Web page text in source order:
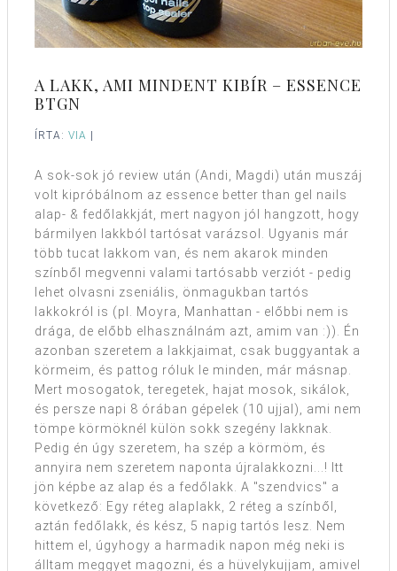
A LAKK, AMI MINDENT KIBÍR – ESSENCE
BTGN
ÍRTA: VIA |
A sok-sok jó review után (Andi, Magdi) után muszáj
volt kipróbálnom az essence better than gel nails
alap- & fedőlakkját, mert nagyon jól hangzott, hogy
bármilyen lakkból tartósat varázsol. Ugyanis már
több tucat lakkom van, és nem akarok minden
színből megvenni valami tartósabb verziót - pedig
lehet olvasni zseniális, önmagukban tartós
lakkokról is (pl. Moyra, Manhattan - előbbi nem is
drága, de előbb elhasználnám azt, amim van :)). Én
azonban szeretem a lakkjaimat, csak buggyantak a
körmeim, és pattog róluk le minden, már másnap.
Mert mosogatok, teregetek, hajat mosok, sikálok,
és persze napi 8 órában gépelek (10 ujjal), ami nem
tömpe körmöknél külön sokk szegény lakknak.
Pedig én úgy szeretem, ha szép a körmöm, és
annyira nem szeretem naponta újralakkozni...! Itt
jön képbe az alap és a fedőlakk. A "szendvics" a
következő: Egy réteg alaplakk, 2 réteg a színből,
aztán fedőlakk, és kész, 5 napig tartós lesz. Nem
hittem el, úgyhogy a harmadik napon még neki is
álltam meggyet magozni, és a hüvelykujjam, amivel